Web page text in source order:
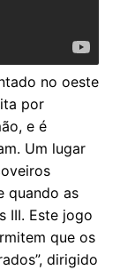
no oeste
por
e é
Um lugar
quando as
III. Este jogo
que os
dirigido